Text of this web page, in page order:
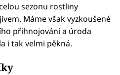
sezonu rostliny
Máme však vyzkoušené
přihnojování a úroda
i tak velmi pěkná.